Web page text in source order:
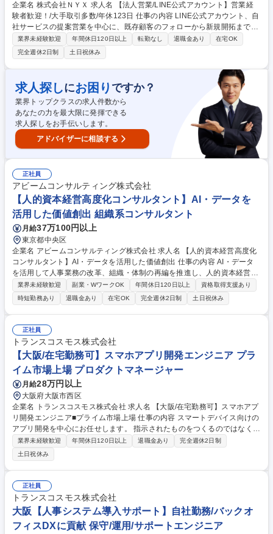
企業名 株式会社ＮＹＸ 求人名 【法人営業/LINE公式アカウント】営業経
験者歓迎！/大手取引多数/年休123日 仕事の内容 LINE公式アカウント、自
社サービスの提案営業を中心に、既存顧客のフォローから新規開拓まで幅
広く担当いただきます。課題ヒアリングから企画提案・運用改善まで伴走
しながら顧客の成果最大化を目指します。 【営業業務】■既存顧客へのフ
ォロー・追加提案 ■新規顧客へのアプローチ(リストから架電/お客様から
の紹介) ■顧客課題のヒアリングおよび企画提案 ■受注後の進行管理・効果
改善提案 【提案領域】■LINE公式アカウントの活用提案 ■販促支援・デジ
タル施策の企画提案 ■顧客のマーケティング課題に応じた改善提案 ★単な
る営業ではなく、顧客のパートナーとして伴走できる仕事です 募集職種
【法人営業/LINE公式アカウント】営業経験者歓迎！/大手取引多数/年休12
3日
業界未経験歓迎 年間休日120日以上 転勤なし 退職金あり
在宅OK
完全週休2日制
土日祝休み
求人探しにお困り ですか？
業界トップクラスの求人件数から
あなたの力を最大限に発揮できる
求人探しをお手伝いします。
アドバイザーに相談する
正社員
アビームコンサルティング株式会社
【人的資本経営高度化コンサルタント】AI・データを
活用した価値創出 組織系コンサルタント
月給37万100円以上
東京都中央区
企業名 アビームコンサルティング株式会社 求人名 【人的資本経営高度化
コンサルタント】AI・データを活用した価値創出 仕事の内容 AI・データ
を活用して人事業務の改革、組織・体制の再編を推進し、人的資本経営の
高度化支援をお任せ。■AI×データ活用による人事の仕事の再構築（単なる
業務効率化やツール導入ではなく人事部の経営貢献のあり方 自体を再定義
し、実装までリード）■AI前提の業務プロセス・組織再編（人間が行うべ
き業務とAIエージェントが担う業務の境界線を再定義し、新しい業務フロ
ー・組織体制設計）■人的資本経営高度化支援（AIを活用して人事データ
を解析し、経営層の意思決定に直結するインサイトを抽出・提言）■AIエ
ージェントの導入・定着化（現場の人事担当者や従業員がAIを使いこなせ
るよう、ユースケースの策定～定着化施策を伴走支援） 募集職種 【人的
資本経営高度化コンサルタント】AI・データを活用した価値創出
業界未経験歓迎 副業・WワークOK 年間休日120日以上
資格取得支援あり
時短勤務あり
退職金あり 在宅OK 完全週休2日制 土日祝休み
正社員
トランスコスモス株式会社
【大阪/在宅勤務可】スマホアプリ開発エンジニア プラ
イム市場上場 プロダクトマネージャー
月給28万円以上
大阪府大阪市西区
企業名 トランスコスモス株式会社 求人名 【大阪/在宅勤務可】スマホアプ
リ開発エンジニア■プライム市場上場 仕事の内容 スマートデバイス向けの
アプリ開発を中心にお任せします。 指示されたものをつくるのではなく、
クライアントの求めるものを具現化し、アイデアをカタチにする業務にな
ります。 (1)クライアントのスマートフォン向け、タブレット向けアプリ
の開発（BtoB、BtoC） (2)各種アプリの企画、情報設計、デザイン設計
(3)プロジェクト管理（スケジュール管理など） 【開発事例】・銀行様向
け・家計簿アプリ ・不動産企業向け・物件検索アプリ・ＡＲアプリ 募集
職種 【大阪/在宅勤務可】スマホアプリ開発エンジニア■プライム市場上場
業界未経験歓迎 年間休日120日以上 退職金あり
完全週休2日制
土日祝休み
正社員
トランスコスモス株式会社
大阪【人事システム導入サポート】自社勤務/バックオ
フィスDXに貢献 保守/運用/サポートエンジニア